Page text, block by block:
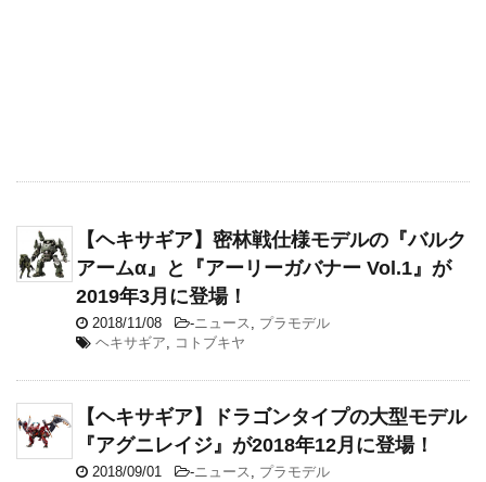
【ヘキサギア】密林戦仕様モデルの『バルク
アームα』と『アーリーガバナー Vol.1』が
2019年3月に登場！
2018/11/08 -ニュース , プラモデル
ヘキサギア, コトブキヤ
【ヘキサギア】ドラゴンタイプの大型モデル
『アグニレイジ』が2018年12月に登場！
2018/09/01 -ニュース , プラモデル